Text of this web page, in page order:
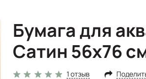
Бумага для
Сатин 56x76
1 отзыв